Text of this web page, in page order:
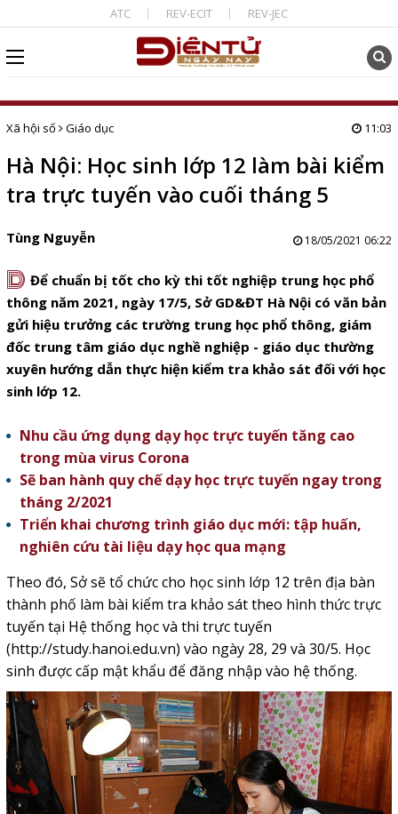
ATC REV-ECIT REV-JEC
Xã hội số Giáo dục 11:03
Hà Nội: Học sinh lớp 12 làm bài kiểm
tra trực tuyến vào cuối tháng 5
Tùng Nguyễn 18/05/2021 06:22
D Để chuẩn bị tốt cho kỳ thi tốt nghiệp trung học phổ
thông năm 2021, ngày 17/5, Sở GD&ĐT Hà Nội có văn bản
gửi hiệu trưởng các trường trung học phổ thông, giám
đốc trung tâm giáo dục nghề nghiệp - giáo dục thường
xuyên hướng dẫn thực hiện kiểm tra khảo sát đối với học
sinh lớp 12.
Nhu cầu ứng dụng dạy học trực tuyến tăng cao
trong mùa virus Corona
Sẽ ban hành quy chế dạy học trực tuyến ngay trong
tháng 2/2021
Triển khai chương trình giáo dục mới: tập huấn,
nghiên cứu tài liệu dạy học qua mạng
Theo đó, Sở sẽ tổ chức cho học sinh lớp 12 trên địa bàn
thành phố làm bài kiểm tra khảo sát theo hình thức trực
tuyến tại Hệ thống học và thi trực tuyến
(http://study.hanoi.edu.vn) vào ngày 28, 29 và 30/5. Học
sinh được cấp mật khẩu để đăng nhập vào hệ thống.